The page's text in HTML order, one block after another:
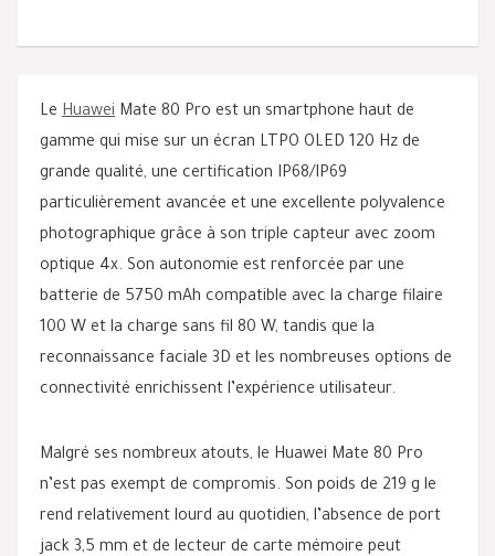
Le Huawei Mate 80 Pro est un smartphone haut de
gamme qui mise sur un écran LTPO OLED 120 Hz de
grande qualité, une certification IP68/IP69
particulièrement avancée et une excellente polyvalence
photographique grâce à son triple capteur avec zoom
optique 4x. Son autonomie est renforcée par une
batterie de 5750 mAh compatible avec la charge filaire
100 W et la charge sans fil 80 W, tandis que la
reconnaissance faciale 3D et les nombreuses options de
connectivité enrichissent l’expérience utilisateur.
Malgré ses nombreux atouts, le Huawei Mate 80 Pro
n’est pas exempt de compromis. Son poids de 219 g le
rend relativement lourd au quotidien, l’absence de port
jack 3,5 mm et de lecteur de carte mémoire peut